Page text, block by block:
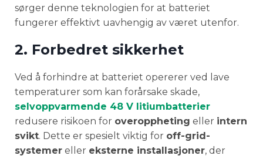
sørger denne teknologien for at batteriet
fungerer effektivt uavhengig av været utenfor.
2. Forbedret sikkerhet
Ved å forhindre at batteriet opererer ved lave
temperaturer som kan forårsake skade,
selvoppvarmende 48 V litiumbatterier
redusere risikoen for overoppheting eller intern
svikt. Dette er spesielt viktig for off-grid-
systemer eller eksterne installasjoner, der